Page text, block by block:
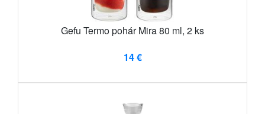
Gefu Termo pohár Mira 80 ml, 2 ks
14 €